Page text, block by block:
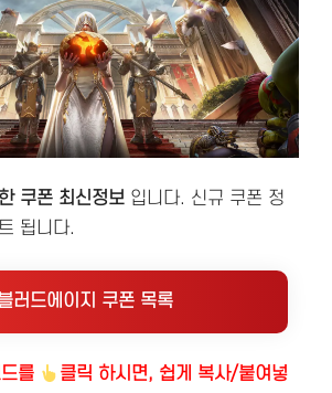
쿠폰 최신정보 입니다. 신규 쿠폰 정
됩니다.
러드에이지 쿠폰 목록
를
클릭 하시면, 쉽게 복사/붙여넣